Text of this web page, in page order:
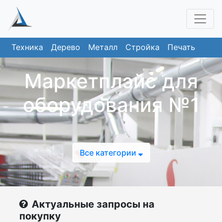
Техника Дерево Металл Стройка Печать
Маркетплэйс для
оборудования №1
Все категории
Актуальные запросы на
покупку